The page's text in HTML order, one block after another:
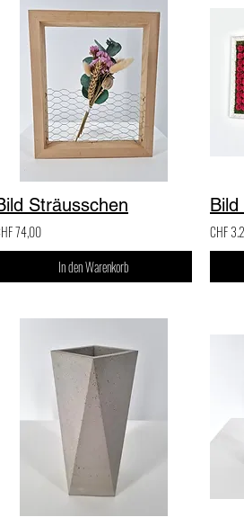
Sträusschen
74,00
In den Warenkorb
CHF